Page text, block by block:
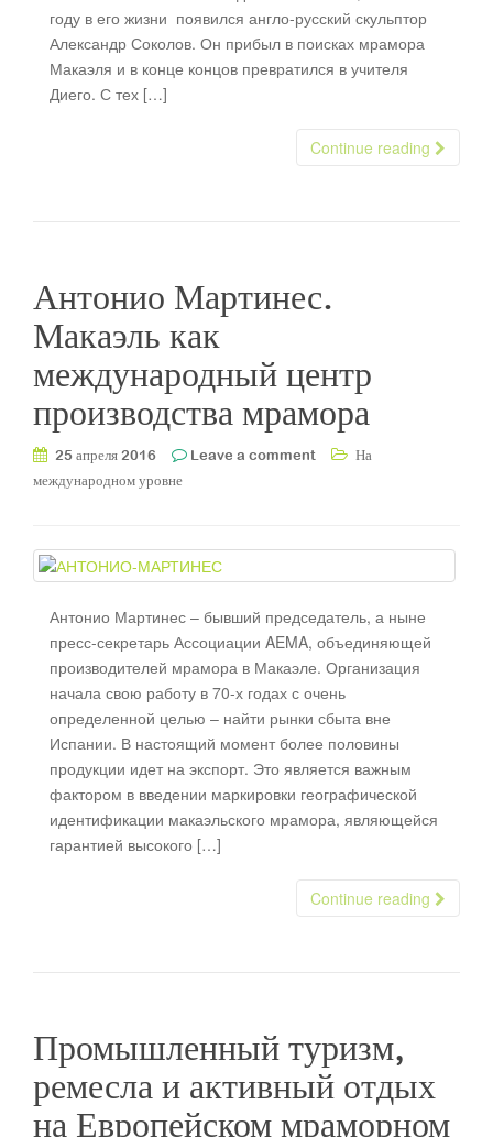
году в его жизни появился англо-русский скульптор
Александр Соколов. Он прибыл в поисках мрамора
Макаэля и в конце концов превратился в учителя
Диего. С тех […]
Continue reading
Антонио Мартинес.
Макаэль как
международный центр
производства мрамора
25 апреля 2016 Leave a comment
На
международном уровне
Антонио Мартинес – бывший председатель, а ныне
пресс-секретарь Ассоциации AEMA, объединяющей
производителей мрамора в Макаэле. Организация
начала свою работу в 70-х годах с очень
определенной целью – найти рынки сбыта вне
Испании. В настоящий момент более половины
продукции идет на экспорт. Это является важным
фактором в введении маркировки географической
идентификации макаэльского мрамора, являющейся
гарантией высокого […]
Continue reading
Промышленный туризм,
ремесла и активный отдых
на Европейском мраморном